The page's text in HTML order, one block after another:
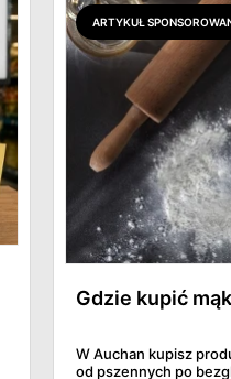
ARTYKUŁ
Gdzie kupić
W Auchan kupisz
od pszennych po